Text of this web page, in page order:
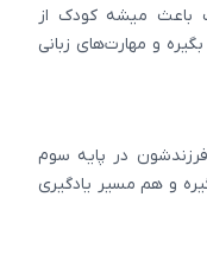
باعث میشه کودک از
و مهارت‌های زبانی
در پایه سوم
و هم مسیر یادگیری